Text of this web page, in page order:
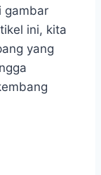
gambar
ini, kita
yang